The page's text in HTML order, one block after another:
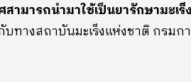
สามารถนำมาใช้เป็นยารักษามะเร็
ทางสถาบันมะเร็งแห่งชาติ กรมก